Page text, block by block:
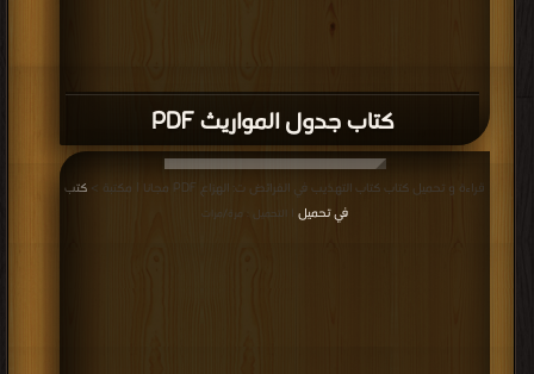
كتاب جدول المواريث PDF
قراءة و تحميل كتاب كتاب التهذيب في الفرائض ت: الهزاع PDF مجانا | مكتبة >
كتب
في تحميل
| التحميل : مرة/مرات